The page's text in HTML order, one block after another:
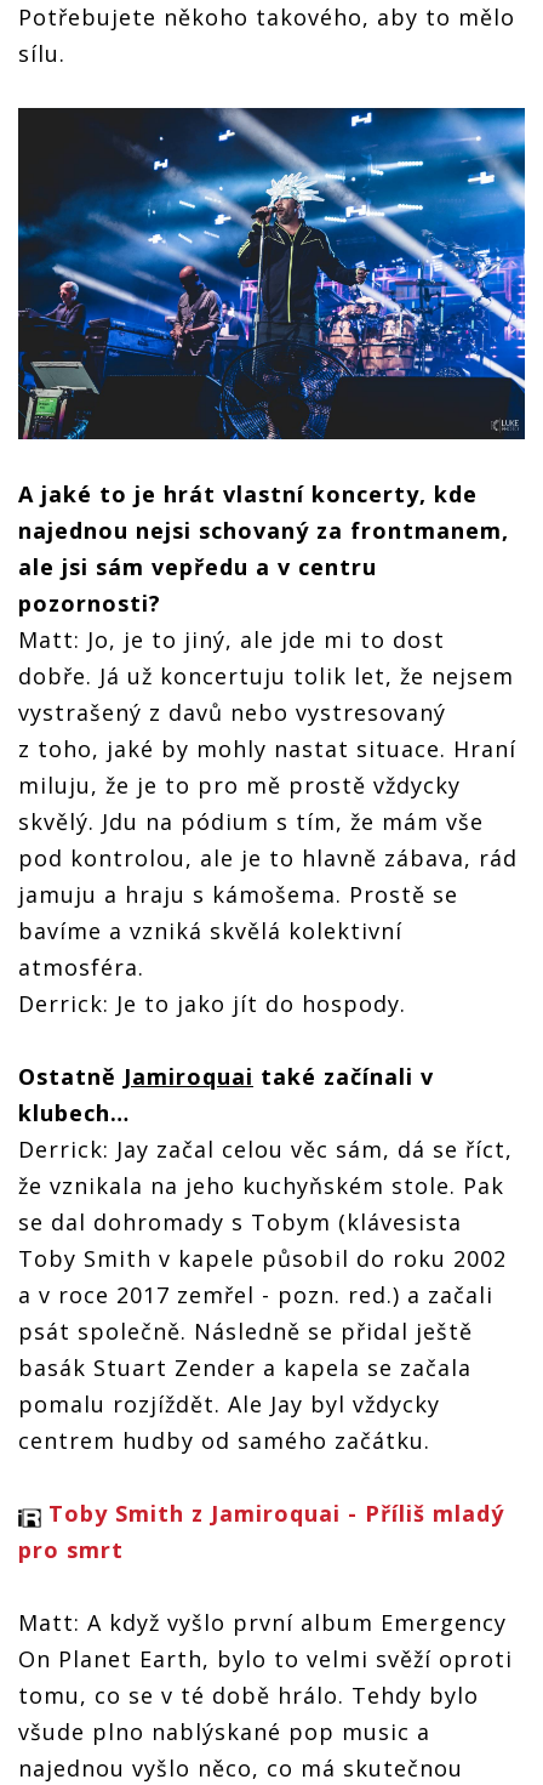
Potřebujete někoho takového, aby to mělo
sílu.
A jaké to je hrát vlastní koncerty, kde
najednou nejsi schovaný za frontmanem,
ale jsi sám vepředu a v centru
pozornosti?
Matt: Jo, je to jiný, ale jde mi to dost
dobře. Já už koncertuju tolik let, že nejsem
vystrašený z davů nebo vystresovaný
z toho, jaké by mohly nastat situace. Hraní
miluju, že je to pro mě prostě vždycky
skvělý. Jdu na pódium s tím, že mám vše
pod kontrolou, ale je to hlavně zábava, rád
jamuju a hraju s kámošema. Prostě se
bavíme a vzniká skvělá kolektivní
atmosféra.
Derrick: Je to jako jít do hospody.
Ostatně Jamiroquai také začínali v
klubech…
Derrick: Jay začal celou věc sám, dá se říct,
že vznikala na jeho kuchyňském stole. Pak
se dal dohromady s Tobym (klávesista
Toby Smith v kapele působil do roku 2002
a v roce 2017 zemřel - pozn. red.) a začali
psát společně. Následně se přidal ještě
basák Stuart Zender a kapela se začala
pomalu rozjíždět. Ale Jay byl vždycky
centrem hudby od samého začátku.
Toby Smith z Jamiroquai - Příliš mladý
pro smrt
Matt: A když vyšlo první album Emergency
On Planet Earth, bylo to velmi svěží oproti
tomu, co se v té době hrálo. Tehdy bylo
všude plno nablýskané pop music a
najednou vyšlo něco, co má skutečnou